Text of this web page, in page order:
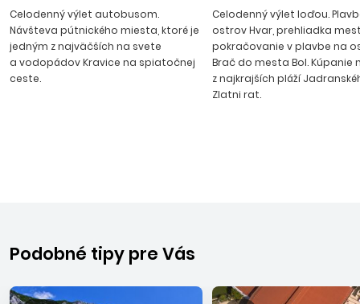
Celodenný výlet autobusom.
Návšteva pútnického miesta, ktoré je
jedným z najväčších na svete
a vodopádov Kravice na spiatočnej
ceste.
Celodenný výlet loďou.
ostrov Hvar, prehliadka
pokračovanie v plavbe na
Brač do mesta Bol. Kúpanie
z najkrajších pláží
Zlatni rat.
Podobné tipy pre Vás